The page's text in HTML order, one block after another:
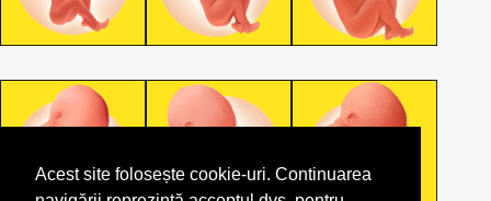
Acest site folosește cookie-uri. Continuarea